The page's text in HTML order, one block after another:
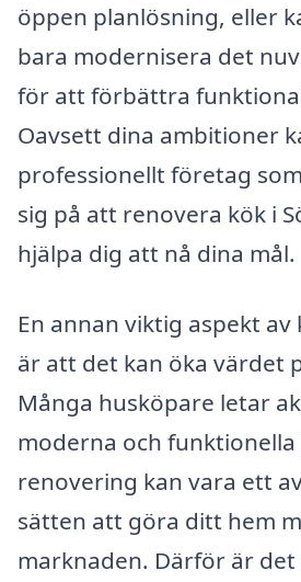
öppen planlösning, eller
bara modernisera det
för att förbättra
Oavsett dina ambitioner
professionellt företag
sig på att renovera kök i
hjälpa dig att nå dina mål.
En annan viktig aspekt
är att det kan öka värdet
Många husköpare letar
moderna och funktionella
renovering kan vara ett
sätten att göra ditt hem
marknaden. Därför är